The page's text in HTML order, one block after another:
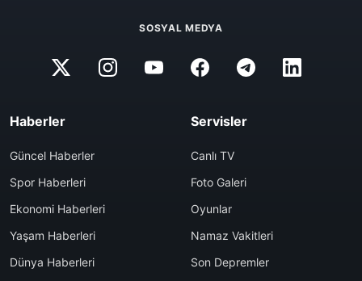
SOSYAL MEDYA
Haberler
Güncel Haberler
Spor Haberleri
Ekonomi Haberleri
Yaşam Haberleri
Dünya Haberleri
Servisler
Canlı TV
Foto Galeri
Oyunlar
Namaz Vakitleri
Son Depremler